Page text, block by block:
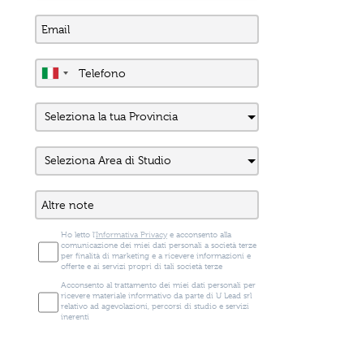
Ho letto l'Informativa Privacye acconsento alla
comunicazione dei miei dati personali a società terze
per finalità di marketing e a ricevere informazioni e
offerte e ai servizi propri di tali società terze
Acconsento al trattamento dei miei dati personali per
ricevere materiale informativo da parte di U Lead srl
relativo ad agevolazioni, percorsi di studio e servizi
inerenti